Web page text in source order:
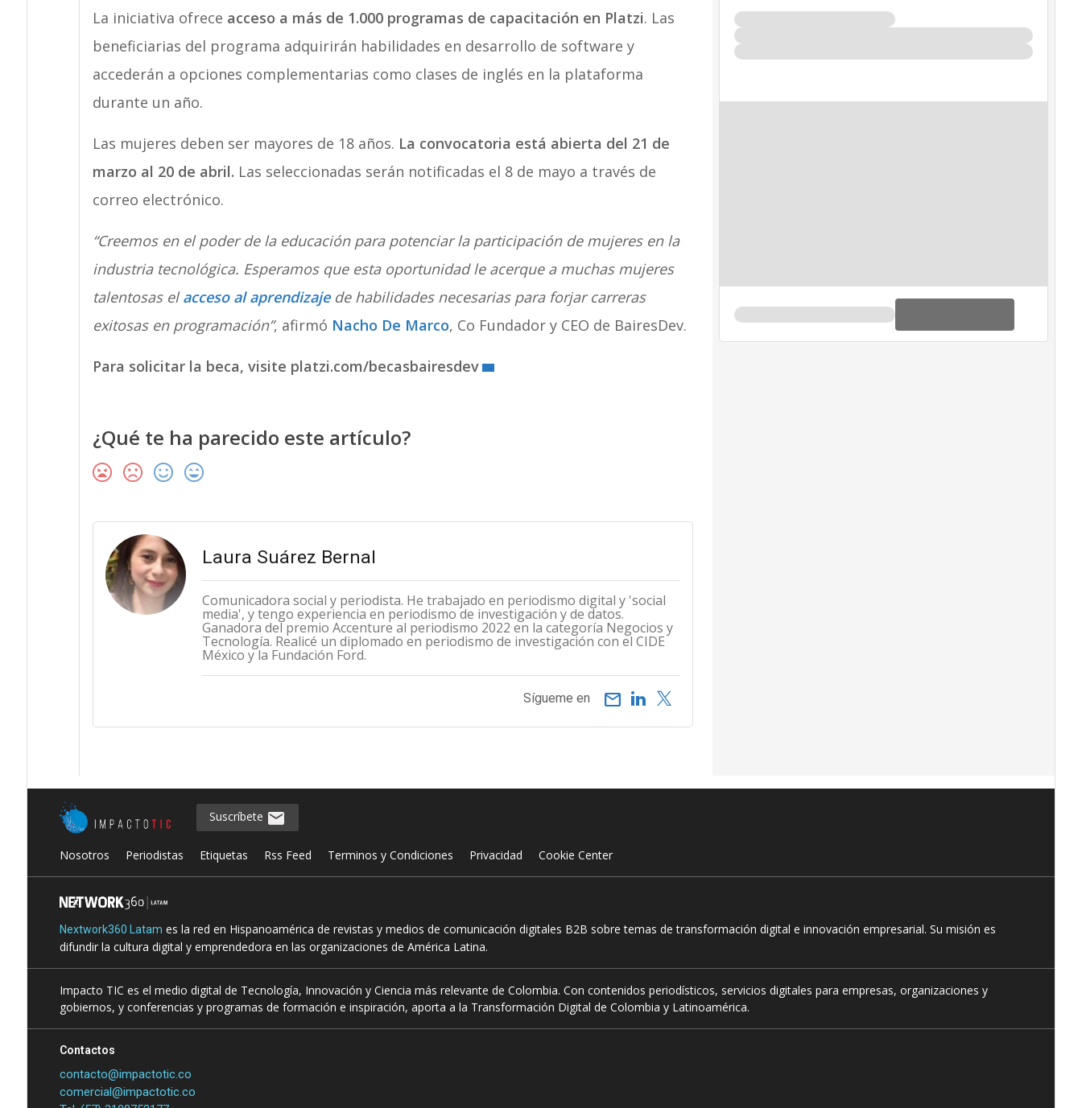
La iniciativa ofrece acceso a más de 1.000 programas de capacitación en Platzi. Las
beneficiarias del programa adquirirán habilidades en desarrollo de software y
accederán a opciones complementarias como clases de inglés en la plataforma
durante un año.
Las mujeres deben ser mayores de 18 años. La convocatoria está abierta del 21 de
marzo al 20 de abril. Las seleccionadas serán notificadas el 8 de mayo a través de
correo electrónico.
“Creemos en el poder de la educación para potenciar la participación de mujeres en la
industria tecnológica. Esperamos que esta oportunidad le acerque a muchas mujeres
talentosas elacceso al aprendizajede habilidades necesarias para forjar carreras
exitosas en programación”, afirmó Nacho De Marco, Co Fundador y CEO de BairesDev.
Para solicitar la beca, visite platzi.com/becasbairesdev
¿Qué te ha parecido este artículo?
Laura Suárez Bernal
Comunicadora social y periodista. He trabajado en periodismo digital y 'social
media', y tengo experiencia en periodismo de investigación y de datos.
Ganadora del premio Accenture al periodismo 2022 en la categoría Negocios y
Tecnología. Realicé un diplomado en periodismo de investigación con el CIDE
México y la Fundación Ford.
email
Sígueme en
Suscríbete
Nosotros Periodistas Etiquetas Rss Feed Terminos y Condiciones Privacidad Cookie Center
Nextwork360 Latam es la red en Hispanoamérica de revistas y medios de comunicación digitales B2B sobre temas de transformación digital e innovación empresarial. Su misión es
difundir la cultura digital y emprendedora en las organizaciones de América Latina.
Impacto TIC es el medio digital de Tecnología, Innovación y Ciencia más relevante de Colombia. Con contenidos periodísticos, servicios digitales para empresas, organizaciones y
gobiernos, y conferencias y programas de formación e inspiración, aporta a la Transformación Digital de Colombia y Latinoamérica.
Contactos
contacto@impactotic.co
comercial@impactotic.co